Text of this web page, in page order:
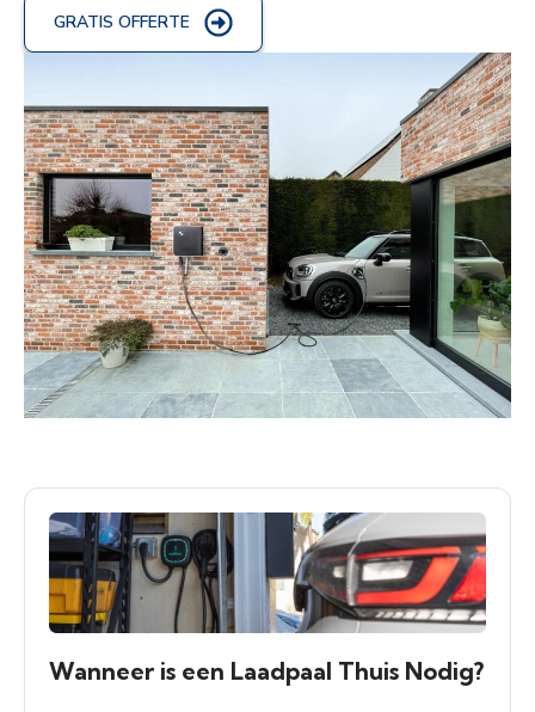
GRATIS OFFERTE
Wanneer is een Laadpaal Thuis Nodig?